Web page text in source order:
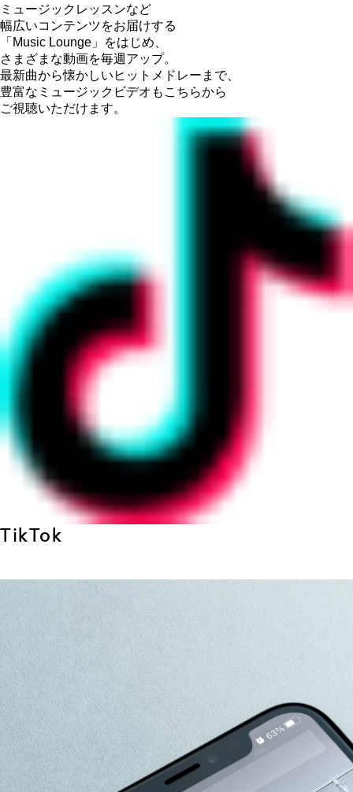
ミュージックレッスンなど
幅広いコンテンツをお届けする
「Music Lounge」をはじめ、
さまざまな動画を毎週アップ。
最新曲から懐かしいヒットメドレーまで、
豊富なミュージックビデオもこちらから
ご視聴いただけます。
TikTok